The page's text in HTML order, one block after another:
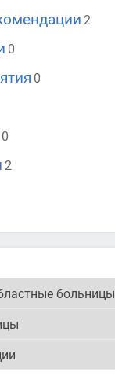
2
0
0
0
2
больницы